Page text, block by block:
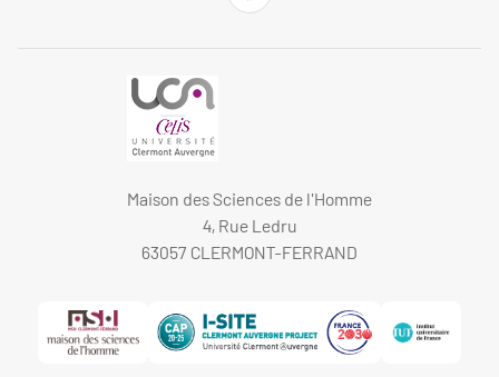
Maison des Sciences de l'Homme
4, Rue Ledru
63057 CLERMONT-FERRAND